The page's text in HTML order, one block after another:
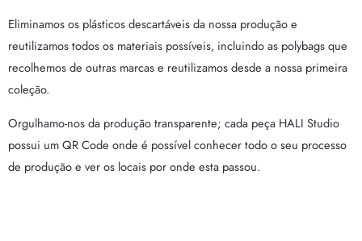
Eliminamos os plásticos descartáveis da nossa produção e
reutilizamos todos os materiais possíveis, incluindo as polybags que
recolhemos de outras marcas e reutilizamos desde a nossa primeira
coleção.
Orgulhamo-nos da produção transparente; cada peça HALI Studio
possui um QR Code onde é possível conhecer todo o seu processo
de produção e ver os locais por onde esta passou.